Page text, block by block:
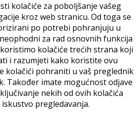
kolačiće za poboljšanje vašeg
kroz web stranicu. Od toga se
po potrebi pohranjuju u
za rad osnovnih funkcija
kolačiće trećih strana koji
i razumjeti kako koristite ovu
kolačići pohraniti u vaš preglednik
Također imate mogućnost odjave
nekih od ovih kolačića
pregledavanja.